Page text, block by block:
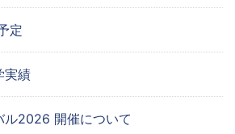
定
績
ル2026 開催について